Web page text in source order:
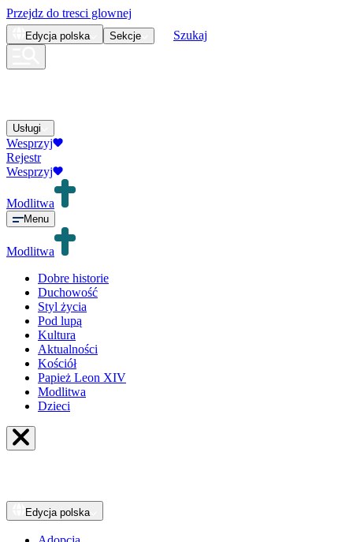
Przejdz do tresci glownej
Edycja polska Sekcje Szukaj
Usługi
Wesprzyj
Rejestr
Wesprzyj
Modlitwa
Menu
Modlitwa
Dobre historie
Duchowość
Styl życia
Pod lupą
Kultura
Aktualności
Kościół
Papież Leon XIV
Modlitwa
Dzieci
Edycja polska